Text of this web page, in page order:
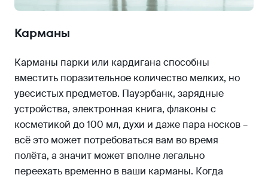
Карманы
Карманы парки или кардигана способны
вместить поразительное количество мелких, но
увесистых предметов. Пауэрбанк, зарядные
устройства, электронная книга, флаконы с
косметикой до 100 мл, духи и даже пара носков –
всё это может потребоваться вам во время
полёта, а значит может вполне легально
переехать временно в ваши карманы. Когда